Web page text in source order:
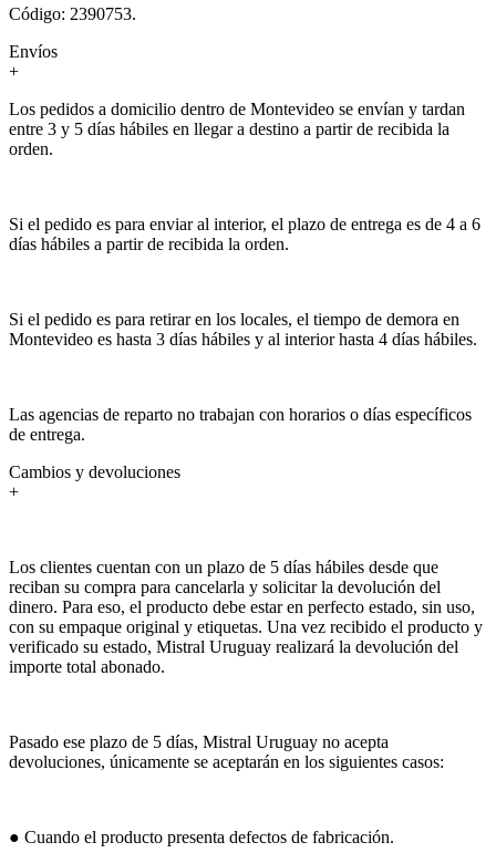
Código: 2390753.
Envíos
+
Los pedidos a domicilio dentro de Montevideo se envían y tardan
entre 3 y 5 días hábiles en llegar a destino a partir de recibida la
orden.
Si el pedido es para enviar al interior, el plazo de entrega es de 4 a 6
días hábiles a partir de recibida la orden.
Si el pedido es para retirar en los locales, el tiempo de demora en
Montevideo es hasta 3 días hábiles y al interior hasta 4 días hábiles.
Las agencias de reparto no trabajan con horarios o días específicos
de entrega.
Cambios y devoluciones
+
Los clientes cuentan con un plazo de 5 días hábiles desde que
reciban su compra para cancelarla y solicitar la devolución del
dinero. Para eso, el producto debe estar en perfecto estado, sin uso,
con su empaque original y etiquetas. Una vez recibido el producto y
verificado su estado, Mistral Uruguay realizará la devolución del
importe total abonado.
Pasado ese plazo de 5 días, Mistral Uruguay no acepta
devoluciones, únicamente se aceptarán en los siguientes casos:
● Cuando el producto presenta defectos de fabricación.